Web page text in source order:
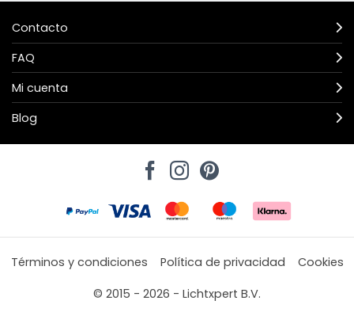
Contacto
FAQ
Mi cuenta
Blog
Términos y condiciones Política de privacidad
Cookies
© 2015 - 2026 - Lichtxpert B.V.